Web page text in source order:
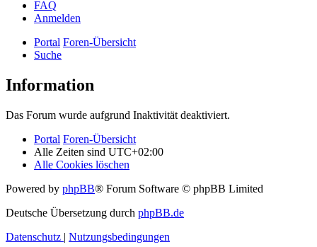
FAQ
Anmelden
Portal Foren-Übersicht
Suche
Information
Das Forum wurde aufgrund Inaktivität deaktiviert.
Portal Foren-Übersicht
Alle Zeiten sind UTC+02:00
Alle Cookies löschen
Powered by phpBB® Forum Software © phpBB Limited
Deutsche Übersetzung durch phpBB.de
Datenschutz | Nutzungsbedingungen